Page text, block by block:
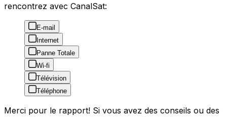
rencontrez avec CanalSat:
E-mail
Internet
Panne Totale
Wi-fi
Télévision
Téléphone
Merci pour le rapport! Si vous avez des conseils ou des